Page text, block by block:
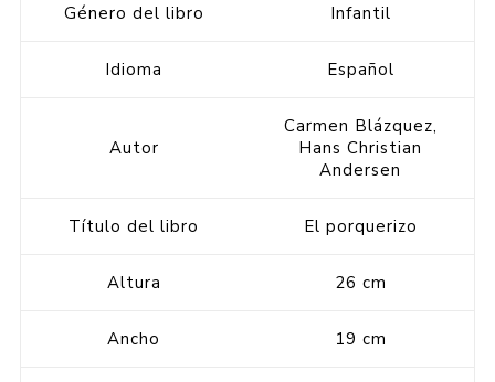
Género del libro Infantil
Idioma Español
Autor
Carmen Blázquez,
Hans Christian
Andersen
Título del libro El porquerizo
Altura 26 cm
Ancho 19 cm